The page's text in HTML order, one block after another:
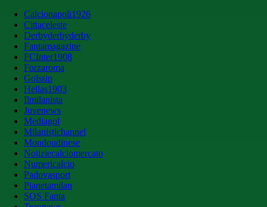
Calcionapoli1926
Cittaceleste
Derbyderbyderby
Fantamagazine
FCInter1908
Forzaroma
Golssip
Hellas1903
Ilmilanista
Juvenews
Mediagol
Milanistichannel
Mondoudinese
Notiziecalciomercato
Numericalcio
Padovasport
Pianetamilan
SOS Fanta